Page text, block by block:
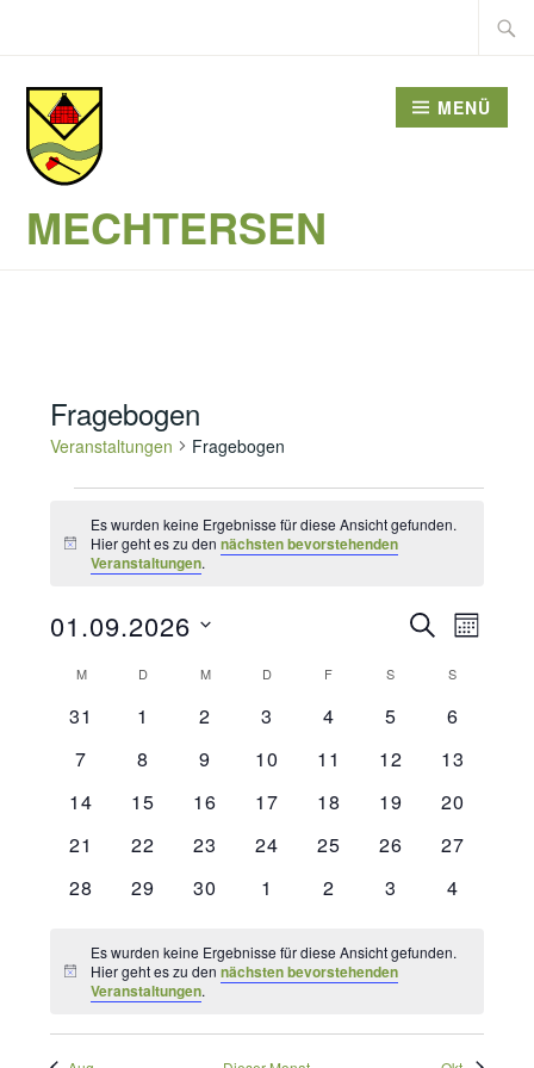
springen
Suche
MECHTERSEN
MENÜ
Fragebogen
Veranstaltungen Fragebogen
Veranstaltungen
Hinweis
Es wurden keine Ergebnisse für diese Ansicht gefunden.
Hier geht es zu dennächsten bevorstehenden
Veranstaltungen.
Suche
und
SUCHEMONAT
01.09.2026
Kalender
von
Veranstaltungen
M MONTAGD DIENSTAG
M MITTWOCH
D DONNERSTAG
F FREITAGS SAMSTAG
S
0
31
0
1
0
2
0
3
0
4
0
5
0
6
0
7
0
8
0
9
0
10
0
11
0
12
0
13
0
14
0
15
0
16
0
17
0
18
0
19
0
20
0
21
0
22
0
23
0
24
0
25
0
26
0
27
0
28
0
29
0
30
0
1
0
2
0
3
0
4
Hinweis
Es wurden keine Ergebnisse für diese Ansicht gefunden.
Hier geht es zu dennächsten bevorstehenden
Veranstaltungen.